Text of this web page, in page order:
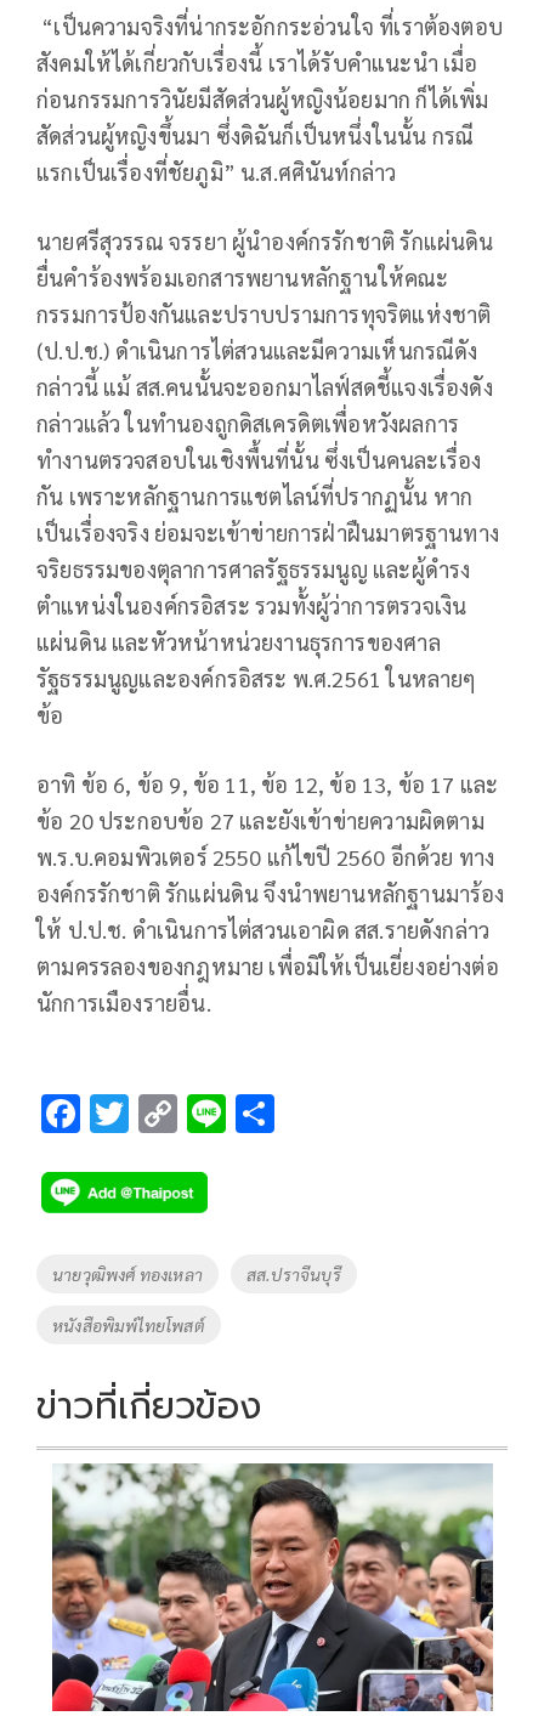
“เป็นความจริงที่น่ากระอักกระอ่วนใจ ที่เราต้องตอบ
สังคมให้ได้เกี่ยวกับเรื่องนี้ เราได้รับคำแนะนำ เมื่อ
ก่อนกรรมการวินัยมีสัดส่วนผู้หญิงน้อยมาก ก็ได้เพิ่ม
สัดส่วนผู้หญิงขึ้นมา ซึ่งดิฉันก็เป็นหนึ่งในนั้น กรณี
แรกเป็นเรื่องที่ชัยภูมิ” น.ส.ศศินันท์กล่าว
นายศรีสุวรรณ จรรยา ผู้นำองค์กรรักชาติ รักแผ่นดิน
ยื่นคำร้องพร้อมเอกสารพยานหลักฐานให้คณะ
กรรมการป้องกันและปราบปรามการทุจริตแห่งชาติ
(ป.ป.ช.) ดำเนินการไต่สวนและมีความเห็นกรณีดัง
กล่าวนี้ แม้ สส.คนนั้นจะออกมาไลฟ์สดชี้แจงเรื่องดัง
กล่าวแล้ว ในทำนองถูกดิสเครดิตเพื่อหวังผลการ
ทำงานตรวจสอบในเชิงพื้นที่นั้น ซึ่งเป็นคนละเรื่อง
กัน เพราะหลักฐานการแชตไลน์ที่ปรากฏนั้น หาก
เป็นเรื่องจริง ย่อมจะเข้าข่ายการฝ่าฝืนมาตรฐานทาง
จริยธรรมของตุลาการศาลรัฐธรรมนูญ และผู้ดำรง
ตำแหน่งในองค์กรอิสระ รวมทั้งผู้ว่าการตรวจเงิน
แผ่นดิน และหัวหน้าหน่วยงานธุรการของศาล
รัฐธรรมนูญและองค์กรอิสระ พ.ศ.2561 ในหลายๆ
ข้อ
อาทิ ข้อ 6, ข้อ 9, ข้อ 11, ข้อ 12, ข้อ 13, ข้อ 17 และ
ข้อ 20 ประกอบข้อ 27 และยังเข้าข่ายความผิดตาม
พ.ร.บ.คอมพิวเตอร์ 2550 แก้ไขปี 2560 อีกด้วย ทาง
องค์กรรักชาติ รักแผ่นดิน จึงนำพยานหลักฐานมาร้อง
ให้ ป.ป.ช. ดำเนินการไต่สวนเอาผิด สส.รายดังกล่าว
ตามครรลองของกฎหมาย เพื่อมิให้เป็นเยี่ยงอย่างต่อ
นักการเมืองรายอื่น.
F
e
b
o
o
k
T
tt
er
C
p
y
Li
k
Li
Tags
นายวุฒิพงศ์ ทองเหลา สส.ปราจีนบุรี
หนังสือพิมพ์ไทยโพสต์
ข่าวที่เกี่ยวข้อง